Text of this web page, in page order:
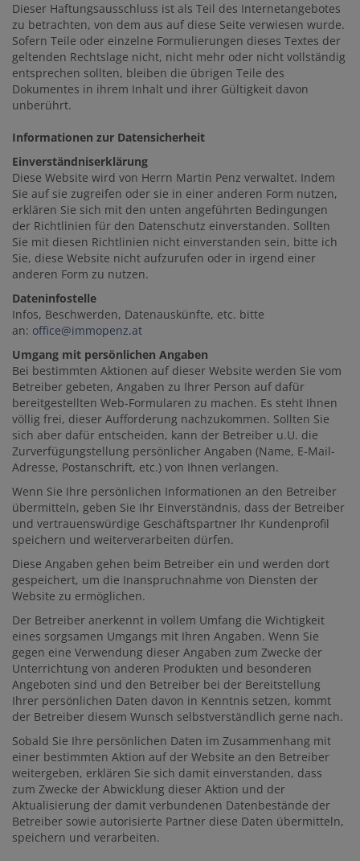
Dieser Haftungsausschluss ist als Teil des Internetangebotes
zu betrachten, von dem aus auf diese Seite verwiesen wurde.
Sofern Teile oder einzelne Formulierungen dieses Textes der
geltenden Rechtslage nicht, nicht mehr oder nicht vollständig
entsprechen sollten, bleiben die übrigen Teile des
Dokumentes in ihrem Inhalt und ihrer Gültigkeit davon
unberührt.
Informationen zur Datensicherheit
Einverständniserklärung
Diese Website wird von Herrn Martin Penz verwaltet. Indem
Sie auf sie zugreifen oder sie in einer anderen Form nutzen,
erklären Sie sich mit den unten angeführten Bedingungen
der Richtlinien für den Datenschutz einverstanden. Sollten
Sie mit diesen Richtlinien nicht einverstanden sein, bitte ich
Sie, diese Website nicht aufzurufen oder in irgend einer
anderen Form zu nutzen.
Dateninfostelle
Infos, Beschwerden, Datenauskünfte, etc. bitte
an: office@immopenz.at
Umgang mit persönlichen Angaben
Bei bestimmten Aktionen auf dieser Website werden Sie vom
Betreiber gebeten, Angaben zu Ihrer Person auf dafür
bereitgestellten Web-Formularen zu machen. Es steht Ihnen
völlig frei, dieser Aufforderung nachzukommen. Sollten Sie
sich aber dafür entscheiden, kann der Betreiber u.U. die
Zurverfügungstellung persönlicher Angaben (Name, E-Mail-
Adresse, Postanschrift, etc.) von Ihnen verlangen.
Wenn Sie Ihre persönlichen Informationen an den Betreiber
übermitteln, geben Sie Ihr Einverständnis, dass der Betreiber
und vertrauenswürdige Geschäftspartner Ihr Kundenprofil
speichern und weiterverarbeiten dürfen.
Diese Angaben gehen beim Betreiber ein und werden dort
gespeichert, um die Inanspruchnahme von Diensten der
Website zu ermöglichen.
Der Betreiber anerkennt in vollem Umfang die Wichtigkeit
eines sorgsamen Umgangs mit Ihren Angaben. Wenn Sie
gegen eine Verwendung dieser Angaben zum Zwecke der
Unterrichtung von anderen Produkten und besonderen
Angeboten sind und den Betreiber bei der Bereitstellung
Ihrer persönlichen Daten davon in Kenntnis setzen, kommt
der Betreiber diesem Wunsch selbstverständlich gerne nach.
Sobald Sie Ihre persönlichen Daten im Zusammenhang mit
einer bestimmten Aktion auf der Website an den Betreiber
weitergeben, erklären Sie sich damit einverstanden, dass
zum Zwecke der Abwicklung dieser Aktion und der
Aktualisierung der damit verbundenen Datenbestände der
Betreiber sowie autorisierte Partner diese Daten übermitteln,
speichern und verarbeiten.